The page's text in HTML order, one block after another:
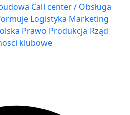
Call center / Obsługa
Logistyka Marketing
Prawo Produkcja Rząd
klubowe